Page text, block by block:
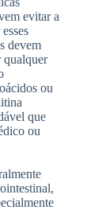
evitar a
devem
qualquer
ou
que
ou